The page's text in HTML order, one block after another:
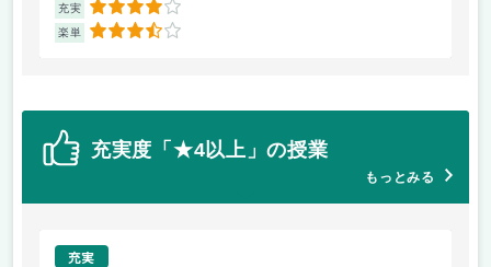
充実 4
楽単 3.5
充実度「★4以上」の授業
もっとみる
充実